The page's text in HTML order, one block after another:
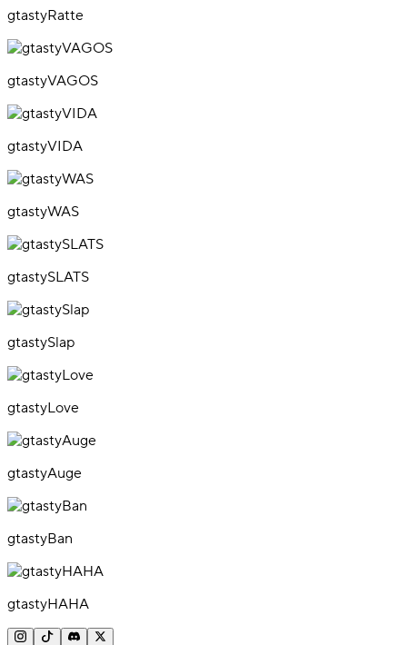
gtastyRatte
gtastyVAGOS
gtastyVIDA
gtastyWAS
gtastySLATS
gtastySlap
gtastyLove
gtastyAuge
gtastyBan
gtastyHAHA